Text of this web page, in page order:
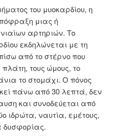
του μυοκαρδίου, η
μιας ή
αρτηριών. Το
εκδηλώνεται με τη
από το στέρνο που
πλάτη, τους ώμους, το
το στομάχι. Ο πόνος
πάνω από 30 λεπτά, δεν
και συνοδεύεται από
ιδρώτα, ναυτία, εμέτους,
δυσφορίας.